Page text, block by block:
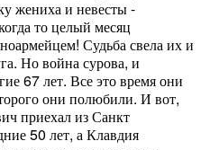
жениха и невесты -
то целый месяц
Судьба свела их и
Но война сурова, и
67 лет. Все это время они
они полюбили. И вот,
приехал из Санкт
50 лет, а Клавдия